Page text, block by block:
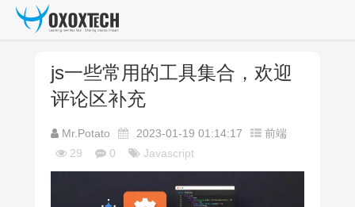
js一些常用的工具集合，欢迎
评论区补充
Mr.Potato 2023-01-19 01:14:17
前端
29
0 Javascript